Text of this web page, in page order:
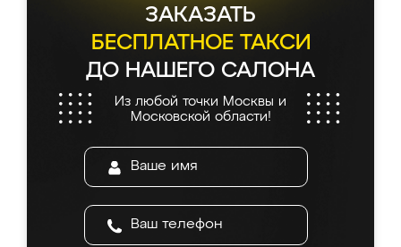
ЗАКАЗАТЬ
БЕСПЛАТНОЕ ТАКСИ
ДО НАШЕГО САЛОНА
Из любой точки Москвы и
Московской области!